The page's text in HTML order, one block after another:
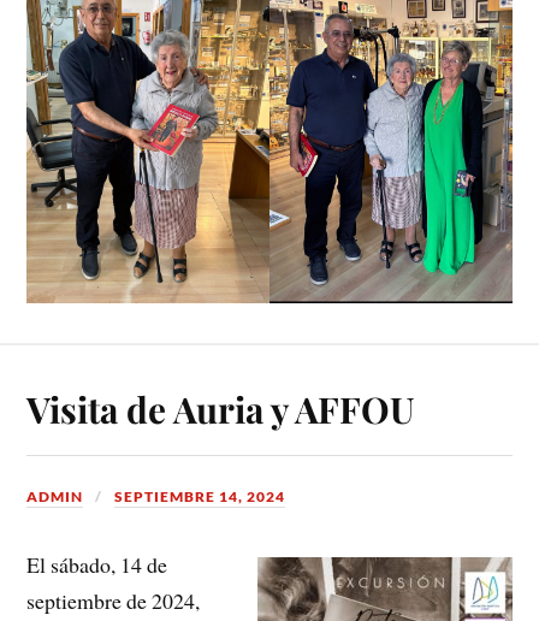
Visita de Auria y AFFOU
ADMIN SEPTIEMBRE 14, 2024
El sábado, 14 de
septiembre de 2024,